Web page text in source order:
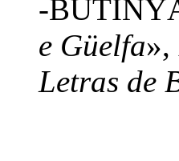
-
e Güelfa»,
Letras de